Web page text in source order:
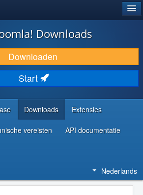
Downloads
Downloaden
Start
Downloads Extensies
vereisten API documentatie
Nederlands